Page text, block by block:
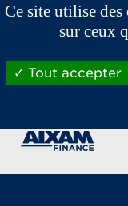
Les marques
Ce site utilise
sur ceux
Tout accepter